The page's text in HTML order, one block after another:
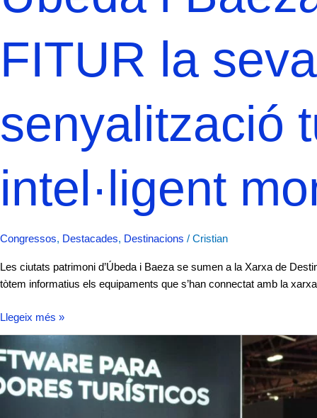
FITUR la
senyalització
intel·ligent
Congressos, Destacades, Destinacions / Cristian
Les ciutats patrimoni d’Úbeda i Baeza se sumen a la Xarxa de
tòtem informatius els equipaments que s’han connectat amb la
Llegeix més »
Comissionat
Espanya
Nació